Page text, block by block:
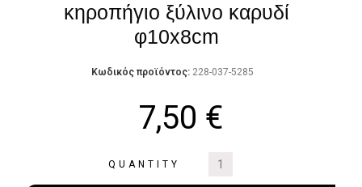
κηροπήγιο ξύλινο καρυδί
φ10x8cm
Κωδικός προϊόντος: 228-037-5285
7,50 €
QUANTITY